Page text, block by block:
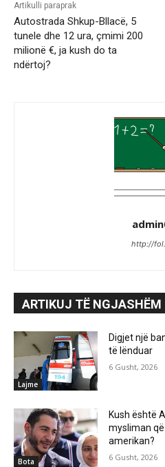
Artikulli paraprak
Autostrada Shkup-Bllacë, 5
tunele dhe 12 ura, çmimi 200
milionë €, ja kush do ta
ndërtoj?
http://
ARTIKUJ TË NGJASHËM
Lajme
Digjet një
të lënduar
6 Gusht, 2026
Bota
Kush është
mysliman
amerikan?
6 Gusht, 2026